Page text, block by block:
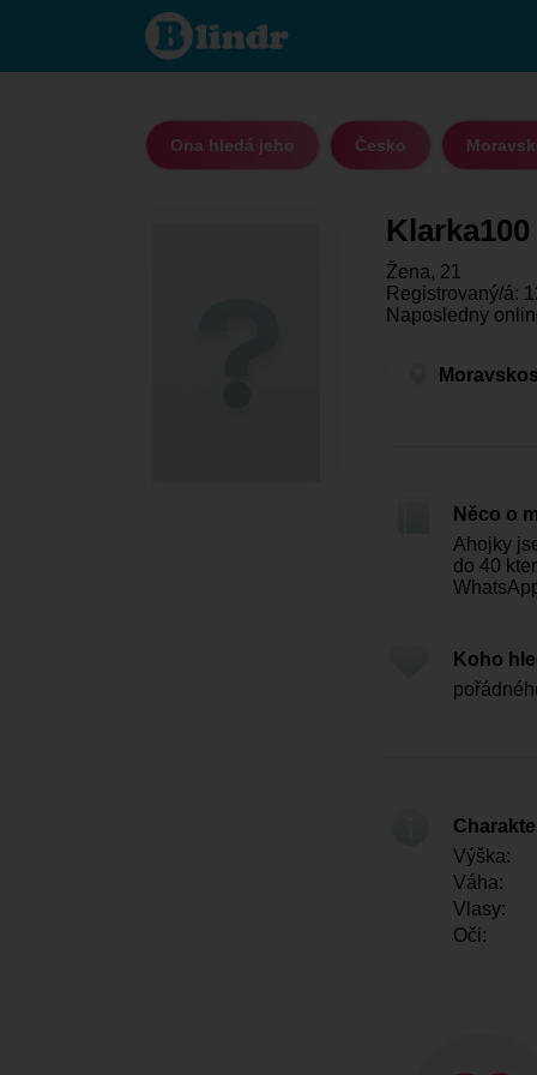
Klarka100 - Ona
hledá jeho
Moravskoslezský
Ona hledá jeho Česko
Klarka100
Žena, 21
Registrovaný/á:
Naposledny
Něco o
Ahojky
do 40
Koho
Výška:
Váha:
Vlasy:
Oči: